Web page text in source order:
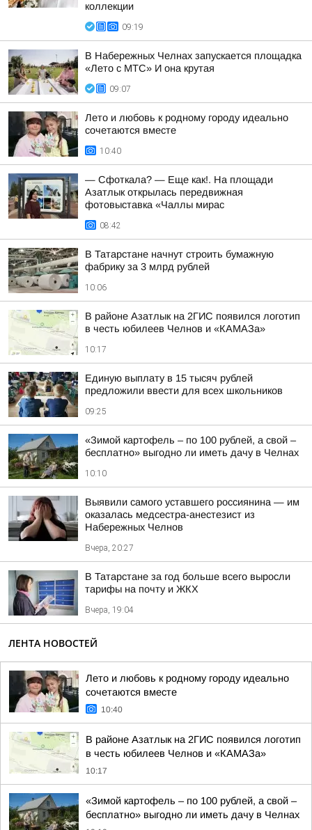
коллекции
09:19
В Набережных Челнах запускается площадка
«Лето с МТС» И она крутая
09:07
Лето и любовь к родному городу идеально
сочетаются вместе
10:40
— Сфоткала? — Еще как!. На площади
Азатлык открылась передвижная
фотовыставка «Чаллы мирас
08:42
В Татарстане начнут строить бумажную
фабрику за 3 млрд рублей
10:06
В районе Азатлык на 2ГИС появился логотип
в честь юбилеев Челнов и «КАМАЗа»
10:17
Единую выплату в 15 тысяч рублей
предложили ввести для всех школьников
09:25
«Зимой картофель – по 100 рублей, а свой –
бесплатно» выгодно ли иметь дачу в Челнах
10:10
Выявили самого уставшего россиянина — им
оказалась медсестра-анестезист из
Набережных Челнов
Вчера, 20:27
В Татарстане за год больше всего выросли
тарифы на почту и ЖКХ
Вчера, 19:04
ЛЕНТА НОВОСТЕЙ
Лето и любовь к родному городу идеально
сочетаются вместе
10:40
В районе Азатлык на 2ГИС появился логотип
в честь юбилеев Челнов и «КАМАЗа»
10:17
«Зимой картофель – по 100 рублей, а свой –
бесплатно» выгодно ли иметь дачу в Челнах